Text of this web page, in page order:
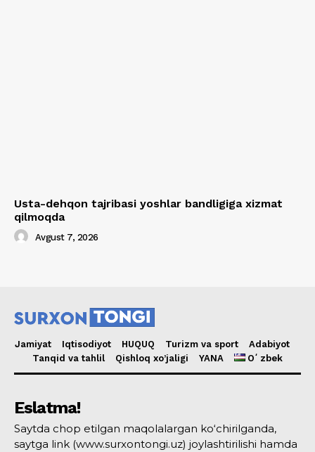
Usta-dehqon tajribasi yoshlar bandligiga xizmat
qilmoqda
Avgust 7, 2026
Jamiyat Iqtisodiyot HUQUQ Turizm va sport
Adabiyot
Tanqid va tahlil
Qishloq xo’jaligi YANA Oʻzbek
Eslatma!
Saytda chop etilgan maqolalargan ko‘chirilganda,
saytga link (www.surxontongi.uz) joylashtirilishi hamda